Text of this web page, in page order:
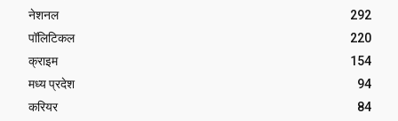
नेशनल
292
पॉलिटिकल
220
क्राइम
154
मध्य प्रदेश
94
करियर
84